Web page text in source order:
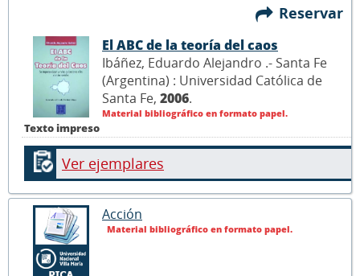
Reservar
Texto impreso
El ABC de la teoría del caos
Ibáñez, Eduardo Alejandro .- Santa Fe
(Argentina) : Universidad Católica de
Santa Fe, 2006.
Material bibliográfico en formato papel.
Ver ejemplares
Acción
Material bibliográfico en formato papel.